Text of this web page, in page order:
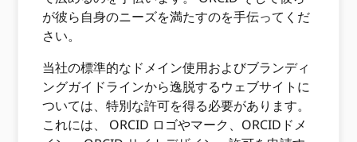
が彼ら自身のニーズを満たすのを手伝ってくだ
さい。
当社の標準的なドメイン使用およびブランディ
ングガイドラインから逸脱するウェブサイトに
ついては、特別な許可を得る必要があります。
これには、 ORCID ロゴやマーク、ORCIDドメ